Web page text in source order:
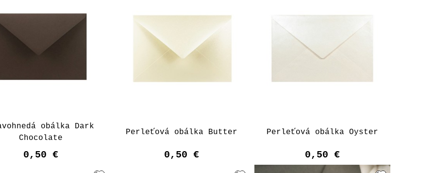
obálka Dark
Chocolate
0,50 €
Perleťová obálka Butter
0,50 €
Perleťová obálka Oyster
0,50 €